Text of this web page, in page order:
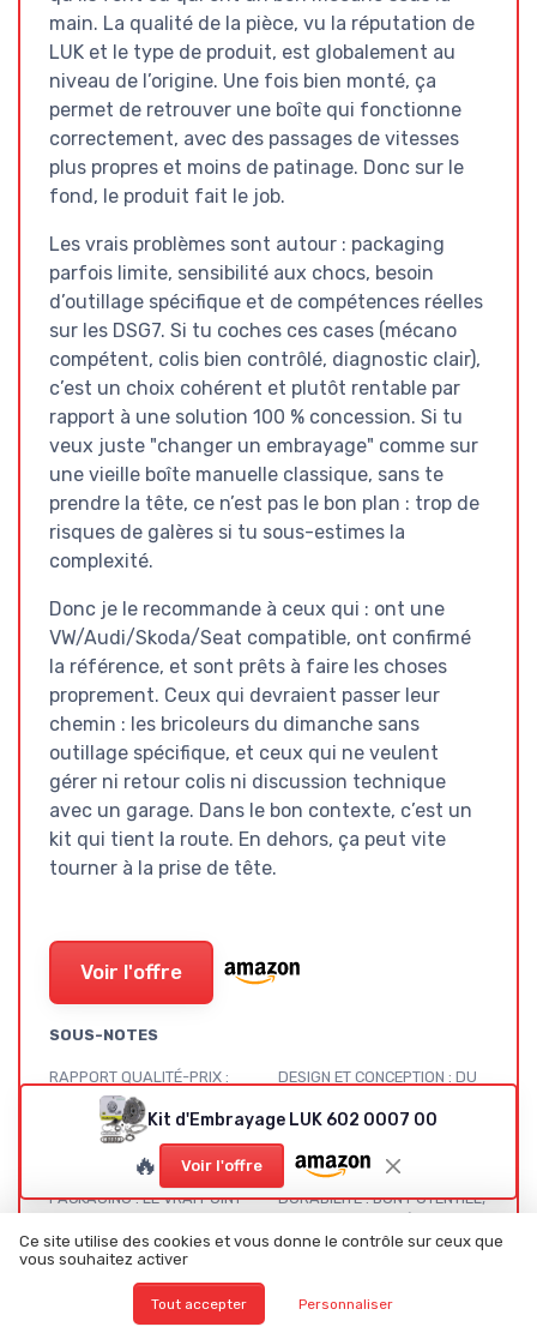
main. La qualité de la pièce, vu la réputation de
LUK et le type de produit, est globalement au
niveau de l’origine. Une fois bien monté, ça
permet de retrouver une boîte qui fonctionne
correctement, avec des passages de vitesses
plus propres et moins de patinage. Donc sur le
fond, le produit fait le job.
Les vrais problèmes sont autour : packaging
parfois limite, sensibilité aux chocs, besoin
d’outillage spécifique et de compétences réelles
sur les DSG7. Si tu coches ces cases (mécano
compétent, colis bien contrôlé, diagnostic clair),
c’est un choix cohérent et plutôt rentable par
rapport à une solution 100 % concession. Si tu
veux juste "changer un embrayage" comme sur
une vieille boîte manuelle classique, sans te
prendre la tête, ce n’est pas le bon plan : trop de
risques de galères si tu sous-estimes la
complexité.
Donc je le recommande à ceux qui : ont une
VW/Audi/Skoda/Seat compatible, ont confirmé
la référence, et sont prêts à faire les choses
proprement. Ceux qui devraient passer leur
chemin : les bricoleurs du dimanche sans
outillage spécifique, et ceux qui ne veulent
gérer ni retour colis ni discussion technique
avec un garage. Dans le bon contexte, c’est un
kit qui tient la route. En dehors, ça peut vite
tourner à la prise de tête.
Voir l'offre
SOUS-NOTES
RAPPORT QUALITÉ-PRIX :
INTÉRESSANT, MAIS PAS
POUR TOUT LE MONDE
DESIGN ET CONCEPTION : DU
CHOCS
★★★★★
★★★★★
PACKAGING : LE VRAI POINT
PIÈCE AUSSI SENSIBLE
DURABILITÉ : BON POTENTIEL,
MONTAGE ET L’USAGE
PERFORMANCE : UNE FOIS
Kit d'Embrayage LUK 602 0007 00
🔥 Voir l'offre
Ce site utilise des cookies et vous donne le contrôle sur ceux que
vous souhaitez activer
Tout accepter Personnaliser